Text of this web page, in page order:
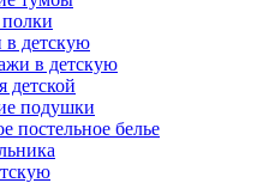
детскую
в детскую
детской
подушки
постельное белье